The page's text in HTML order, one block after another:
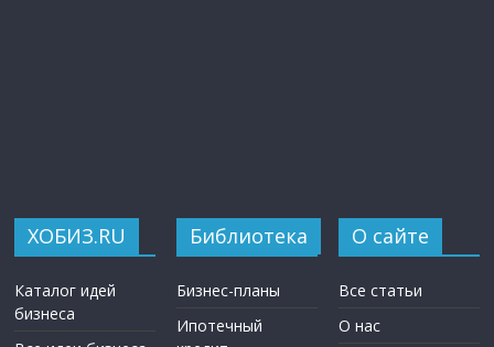
ХОБИЗ.RU
Каталог идей
бизнеса
Библиотека
Бизнес-планы
Ипотечный
О сайте
Все статьи
О нас